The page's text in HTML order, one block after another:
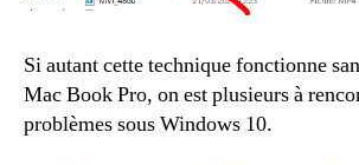
Si autant cette technique fonctionne
Mac Book Pro, on est plusieurs à
problèmes sous Windows 10.